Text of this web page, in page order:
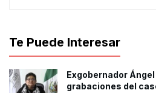
Te Puede Interesar
Exgobernador
grabaciones del